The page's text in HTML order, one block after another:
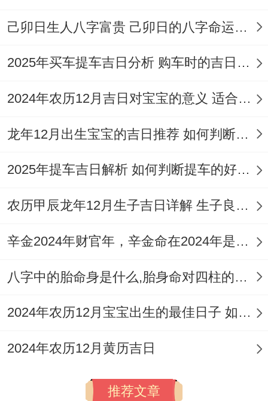
含着深厚的传统习俗跟风水寓意，为了祈求
带来好运！常见的是在车内悬挂平安符或经
过开光的车挂，如寓意「一路平安」的玉佩
一个苹果,寓意「平平安安」，或者带上部分
还有「多子多福」 虽然最初用于婚庆,但也
寄托了对家庭美满的祝愿！
在提车回家后，有时也会举办一个小型的庆
己卯日生人八字富贵 己卯日的八字命运如何
2025年买车提车吉日分析 购车时的吉日与禁忌
2024年农历12月吉日对宝宝的意义 适合龙年宝宝出生的日子有哪些
龙年12月出生宝宝的吉日推荐 如何判断吉日是否适合宝宝
2025年提车吉日解析 如何判断提车的好日子
农历甲辰龙年12月生子吉日详解 生子良辰的影响因素
辛金2024年财官年，辛金命在2024年是财官年还是财印年
八字中的胎命身是什么,胎身命对四柱的影响
2024年农历12月宝宝出生的最佳日子 如何挑选适合的吉日
2024年农历12月黄历吉日
推荐文章